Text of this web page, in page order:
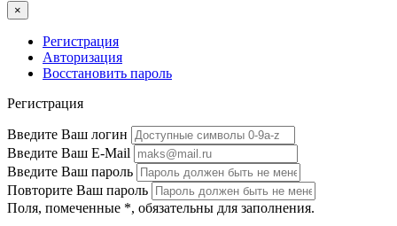
×
Регистрация
Авторизация
Восстановить пароль
Регистрация
Введите Ваш логин
Введите Ваш E-Mail
Введите Ваш пароль
Повторите Ваш пароль
Поля, помеченные *, обязательны для заполнения.